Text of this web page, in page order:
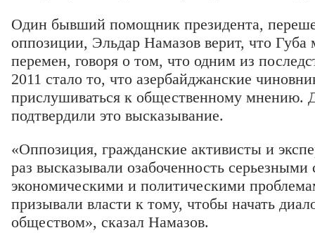
Один бывший помощник президента,
оппозиции, Эльдар Намазов верит, что
перемен, говоря о том, что одним из
2011 стало то, что азербайджанские
прислушиваться к общественному мнению.
подтвердили это высказывание.
«Оппозиция, гражданские активисты и
раз высказывали озабоченность
экономическими и политическими
призывали власти к тому, чтобы начать
обществом», сказал Намазов.